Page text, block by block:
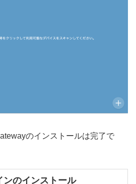
のインストールは完了で
のインストール